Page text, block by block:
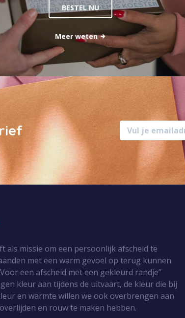
BESTEL NU
Meer weten
als missie om een persoonlijk afscheid te
met een warm gevoel op terug kunnen
een afscheid met een gekleurd randje”
kleur aan tijdens de uitvaart, de kleur die bij
en warmte willen we ook overbrengen aan
en rouw te maken hebben.